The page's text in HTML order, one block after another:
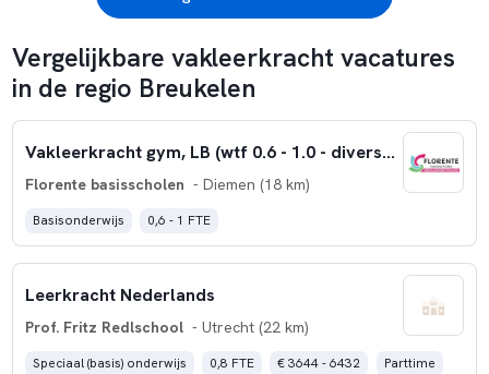
Vergelijkbare vakleerkracht vacatures
in de regio Breukelen
Vakleerkracht gym, LB (wtf 0.6 - 1.0 - diverse locaties)
Florente basisscholen - Diemen (18 km)
Basisonderwijs 0,6 - 1 FTE
Leerkracht Nederlands
Prof. Fritz Redlschool - Utrecht (22 km)
Speciaal (basis) onderwijs 0,8 FTE € 3644 - 6432 Parttime